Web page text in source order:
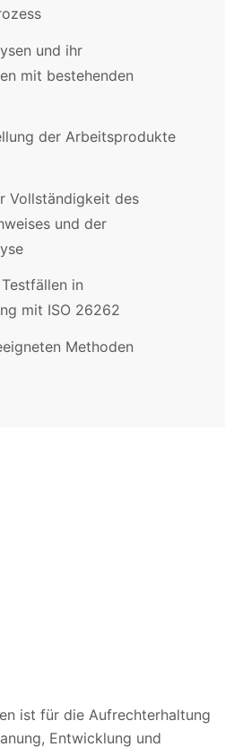
und ihr
mit bestehenden
der Arbeitsprodukte
Vollständigkeit des
und der
in
mit ISO 26262
Methoden
ist für die Aufrechterhaltung
Entwicklung und